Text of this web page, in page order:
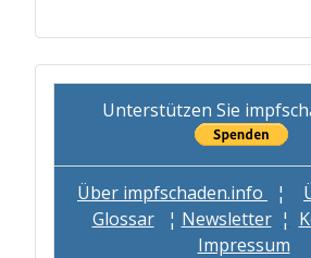
Unterstützen Sie
Über impfschaden.info ¦
Glossar
¦ Newsletter ¦
Impressum